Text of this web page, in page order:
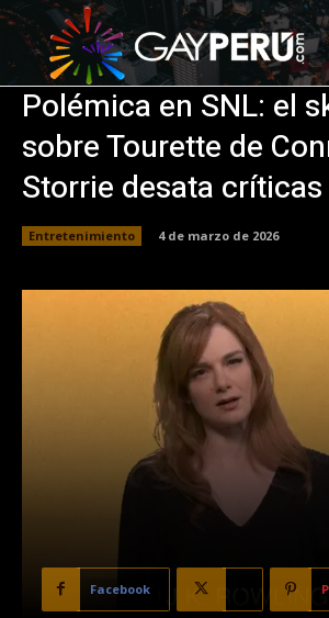
Polémica en SNL: el
sobre Tourette de
Storrie desata críticas
Entretenimiento 4 de marzo de 2026
Facebook